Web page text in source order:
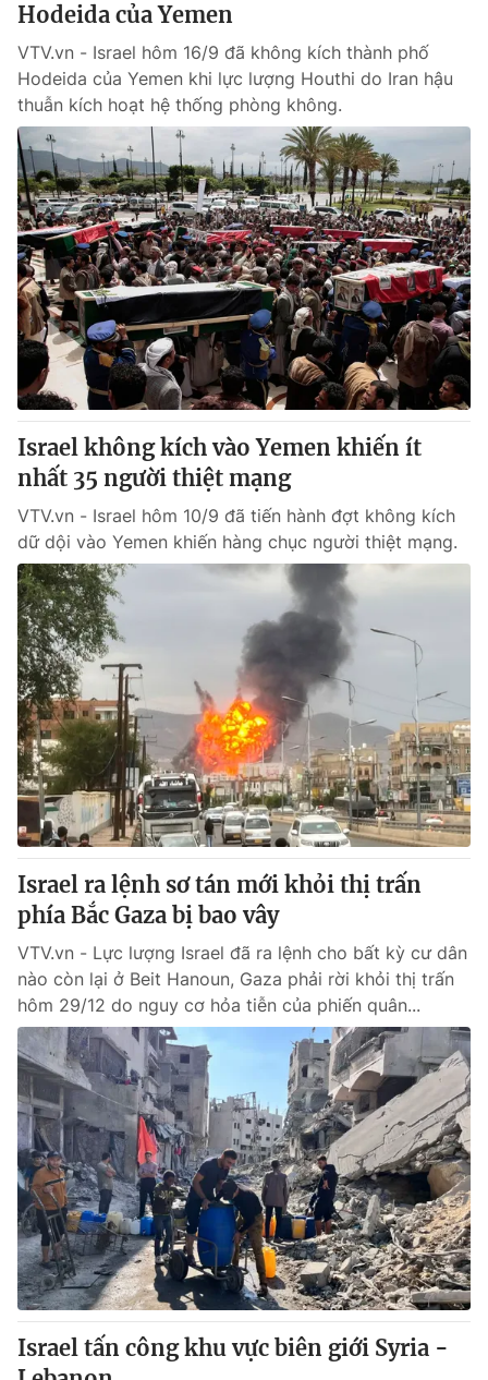
Phó Tổng Biên tập: Nguyễn Thị Mỹ Hạnh, Phạm Quốc Thắng,
Tổng đài VTV:
024.38 355 931 - 024.38 355 932
Ðiện thoại Thời báo VTV:024.66 897 897
Email:toasoan@vtv.vn
Liên hệ quảng cáo:024-7300.7108
® Cấm sao chép dưới mọi hình thức nếu không có sự chấp
thuận bằng văn bản. Ghi rõ nguồn VTV.vn khi phát hành lại
thông tin từ website này.
Hodeida của Yemen
VTV.vn - Israel hôm 16/9 đã không kích thành phố
Hodeida của Yemen khi lực lượng Houthi do Iran hậu
thuẫn kích hoạt hệ thống phòng không.
Israel không kích vào Yemen khiến ít
nhất 35 người thiệt mạng
VTV.vn - Israel hôm 10/9 đã tiến hành đợt không kích
dữ dội vào Yemen khiến hàng chục người thiệt mạng.
Israel ra lệnh sơ tán mới khỏi thị trấn
phía Bắc Gaza bị bao vây
VTV.vn - Lực lượng Israel đã ra lệnh cho bất kỳ cư dân
nào còn lại ở Beit Hanoun, Gaza phải rời khỏi thị trấn
hôm 29/12 do nguy cơ hỏa tiễn của phiến quân...
Israel tấn công khu vực biên giới Syria -